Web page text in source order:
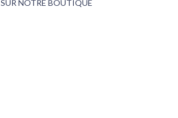
SUR NOTRE BOUTIQUE